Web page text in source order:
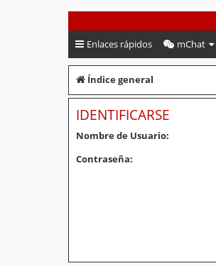
PeruVoley.com
Enlaces rápidos mChat
Índice general
IDENTIFICARSE
Nombre de Usuario:
Contraseña: